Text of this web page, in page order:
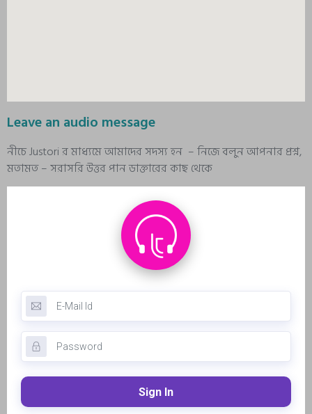
Leave an audio message
নীচে Justori র মাধ্যমে আমাদের সদস্য হন – নিজে বলুন আপনার প্রশ্ন,
মতামত – সরাসরি উত্তর পান ডাক্তারের কাছ থেকে